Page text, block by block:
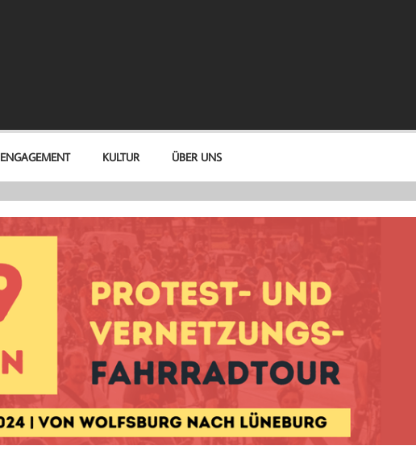
ENGAGEMENT KULTUR ÜBER UNS